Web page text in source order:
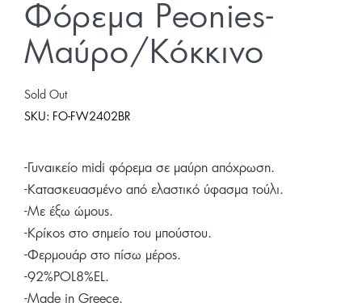
Φόρεμα Peonies-
Μαύρο/Κόκκινο
Sold Out
SKU: FO-FW2402BR
-Γυναικείο midi φόρεμα σε μαύρη απόχρωση.
-Κατασκευασμένο από ελαστικό ύφασμα τούλι.
-Με έξω ώμους.
-Κρίκος στο σημείο του μπούστου.
-Φερμουάρ στο πίσω μέρος.
-92%POL8%EL.
-Made in Greece.